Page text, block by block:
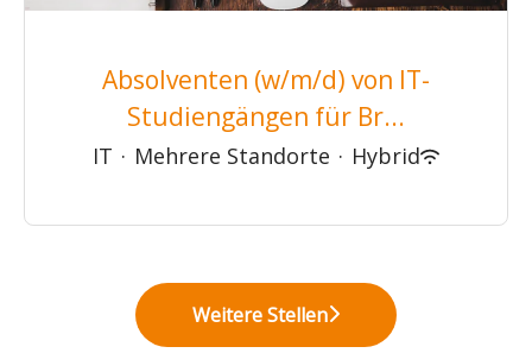
Absolventen (w/m/d) von IT-
Studiengängen für Br...
IT · Mehrere Standorte · Hybrid
Weitere Stellen